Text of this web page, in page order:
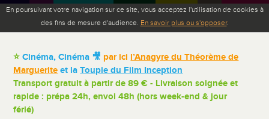
En poursuivant votre navigation sur ce site, vous acceptez l'utilisation de cookies à
des fins de mesure d'audience. En savoir plus ou s'opposer.
⭐Cinéma, Cinéma 🎥 par ici l’Anagyre du Théorème de
Marguerite et laToupie du Film Inception
Transport gratuit à partir de 89 € - Livraison soignée et
rapide : prépa 24h, envoi 48h (hors week-end & jour
férié)